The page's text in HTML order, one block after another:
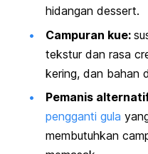
hidangan dessert.
Campuran kue:
tekstur dan rasa
kering, dan bahan
Pemanis
pengganti gula
membutuhkan